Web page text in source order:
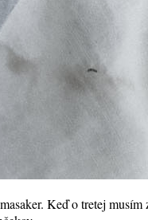
Keď o tretej